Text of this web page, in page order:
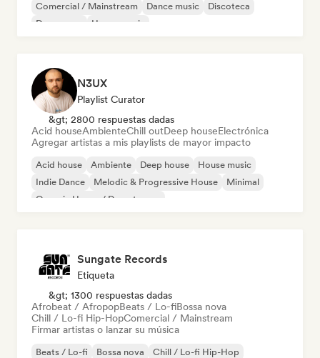
Comercial / Mainstream
Dance music
Discoteca
Dream pop
House music
N3UX
Playlist Curator
&gt; 2800 respuestas dadas
Acid houseAmbienteChill outDeep houseElectrónica
Agregar artistas a mis playlists de mayor impacto
Acid house Ambiente Deep house
House music
Indie Dance
Melodic & Progressive House
Minimal
Organic House / Downtempo
Sungate Records
Etiqueta
&gt; 1300 respuestas dadas
Afrobeat / AfropopBeats / Lo-fiBossa nova
Chill / Lo-fi Hip-HopComercial / Mainstream
Firmar artistas o lanzar su música
Beats / Lo-fi Bossa nova
Chill / Lo-fi Hip-Hop